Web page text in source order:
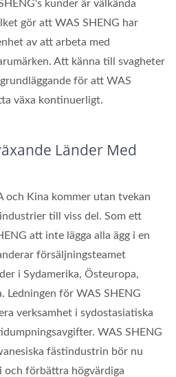
kunder är välkända
gör att WAS SHENG har
av att arbeta med
Att känna till svagheter
för att WAS
växa kontinuerligt.
Länder Med
och Kina kommer utan tvekan
till viss del. Som ett
att inte lägga alla ägg i en
försäljningsteamet
i Sydamerika, Östeuropa,
Ledningen för WAS SHENG
verksamhet i sydostasiatiska
WAS SHENG
fästindustrin bör nu
och förbättra högvärdiga